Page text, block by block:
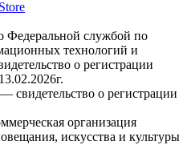
Федеральной службой по
технологий и
о регистрации
свидетельство о регистрации
организация
искусства и культуры